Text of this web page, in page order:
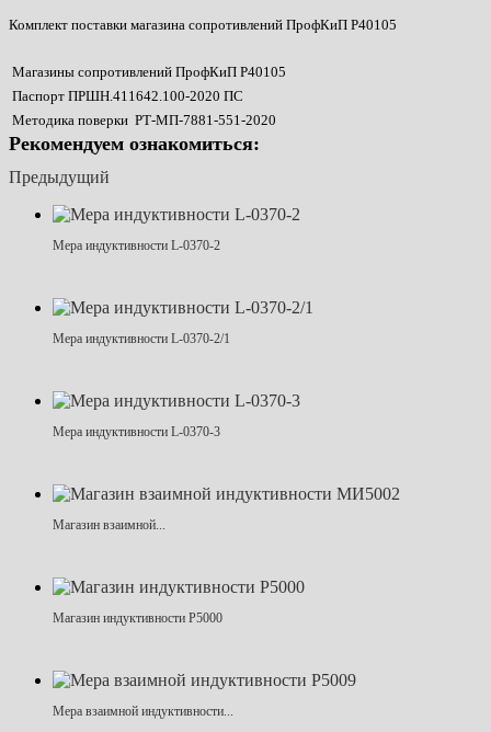
Комплект поставки магазина сопротивлений ПрофКиП Р40105
Магазины сопротивлений ПрофКиП Р40105
Паспорт ПРШН.411642.100-2020 ПС
Методика поверки РТ-МП-7881-551-2020
Рекомендуем ознакомиться:
Предыдущий
Мера индуктивности L-0370-2
Мера индуктивности L-0370-2/1
Мера индуктивности L-0370-3
Магазин взаимной...
Магазин индуктивности Р5000
Мера взаимной индуктивности...